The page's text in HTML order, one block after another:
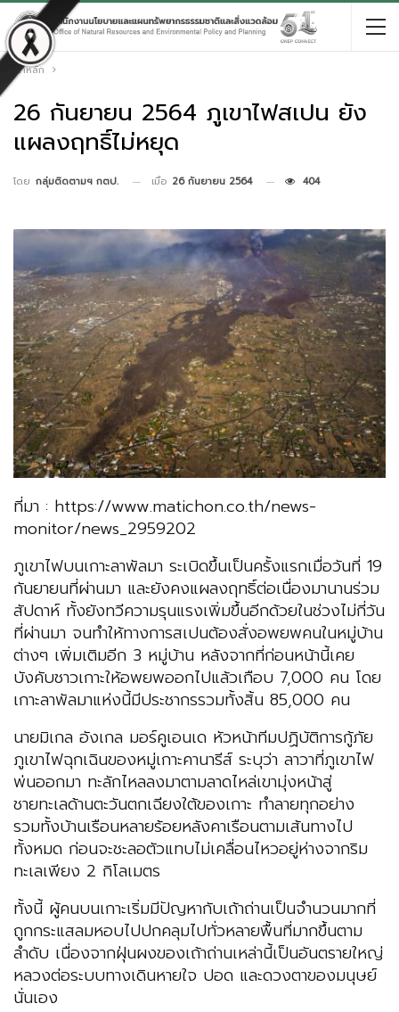
หน้าหลัก
26 กันยายน 2564 ภูเขาไฟสเปน ยัง
แผลงฤทธิ์ไม่หยุด
โดย กลุ่มติดตามฯ กตป. เมื่อ 26 กันยายน 2564 404
ที่มา : https://www.matichon.co.th/news-
monitor/news_2959202
ภูเขาไฟบนเกาะลาพัลมา ระเบิดขึ้นเป็นครั้งแรกเมื่อวันที่ 19
กันยายนที่ผ่านมา และยังคงแผลงฤทธิ์ต่อเนื่องมานานร่วม
สัปดาห์ ทั้งยังทวีความรุนแรงเพิ่มขึ้นอีกด้วยในช่วงไม่กี่วัน
ที่ผ่านมา จนทำให้ทางการสเปนต้องสั่งอพยพคนในหมู่บ้าน
ต่างๆ เพิ่มเติมอีก 3 หมู่บ้าน หลังจากที่ก่อนหน้านี้เคย
บังคับชาวเกาะให้อพยพออกไปแล้วเกือบ 7,000 คน โดย
เกาะลาพัลมาแห่งนี้มีประชากรรวมทั้งสิ้น 85,000 คน
นายมิเกล อังเกล มอร์คูเอนเด หัวหน้าทีมปฏิบัติการกู้ภัย
ภูเขาไฟฉุกเฉินของหมู่เกาะคานารีส์ ระบุว่า ลาวาที่ภูเขาไฟ
พ่นออกมา ทะลักไหลลงมาตามลาดไหล่เขามุ่งหน้าสู่
ชายทะเลด้านตะวันตกเฉียงใต้ของเกาะ ทำลายทุกอย่าง
รวมทั้งบ้านเรือนหลายร้อยหลังคาเรือนตามเส้นทางไป
ทั้งหมด ก่อนจะชะลอตัวแทบไม่เคลื่อนไหวอยู่ห่างจากริม
ทะเลเพียง 2 กิโลเมตร
ทั้งนี้ ผู้คนบนเกาะเริ่มมีปัญหากับเถ้าถ่านเป็นจำนวนมากที่
ถูกกระแสลมหอบไปปกคลุมไปทั่วหลายพื้นที่มากขึ้นตาม
ลำดับ เนื่องจากฝุ่นผงของเถ้าถ่านเหล่านี้เป็นอันตรายใหญ่
หลวงต่อระบบทางเดินหายใจ ปอด และดวงตาของมนุษย์
นั่นเอง